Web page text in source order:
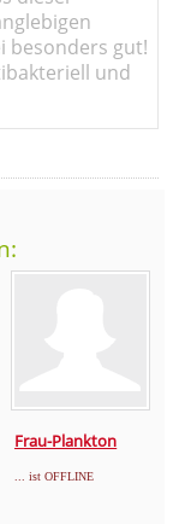
besonders gut!
und
Frau-Plankton
... ist OFFLINE